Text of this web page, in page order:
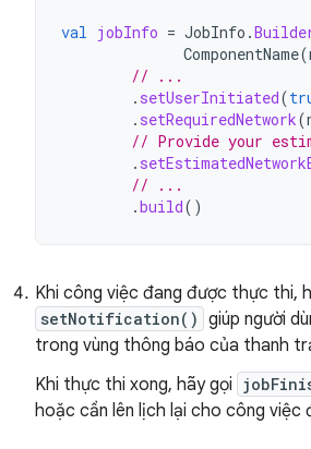
val jobInfo = JobInfo .
ComponentName(
// ...
. setUserInitiated(
. setRequiredNetwork(
// Provide your
.
// ...
.build()
Khi công việc đang được thực thi,
setNotification() giúp người
trong vùng thông báo của thanh
Khi thực thi xong, hãy gọi
hoặc cần lên lịch lại cho công việc